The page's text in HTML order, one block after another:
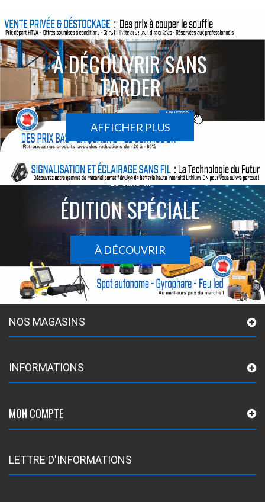
ACTIONS SPÉCIALES
À DÉCOUVRIR SANS
TARDER
AFFICHER PLUS
Le sans-fil
ÉDITION SPÉCIALE
À DÉCOUVRIR
NOS MAGASINS
INFORMATIONS
MON COMPTE
LETTRE D'INFORMATIONS